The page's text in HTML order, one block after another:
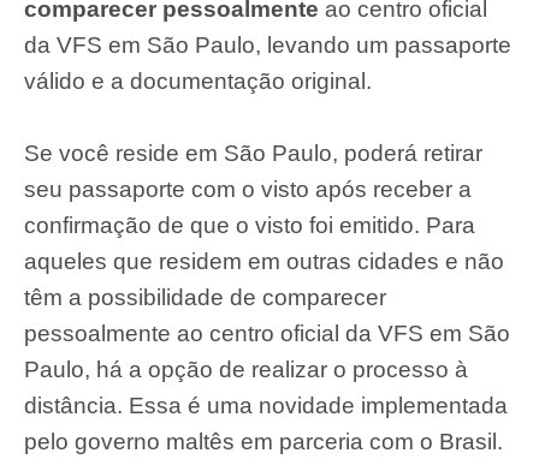
comparecer pessoalmente ao centro oficial
da VFS em São Paulo, levando um passaporte
válido e a documentação original.
Se você reside em São Paulo, poderá retirar
seu passaporte com o visto após receber a
confirmação de que o visto foi emitido. Para
aqueles que residem em outras cidades e não
têm a possibilidade de comparecer
pessoalmente ao centro oficial da VFS em São
Paulo, há a opção de realizar o processo à
distância. Essa é uma novidade implementada
pelo governo maltês em parceria com o Brasil.